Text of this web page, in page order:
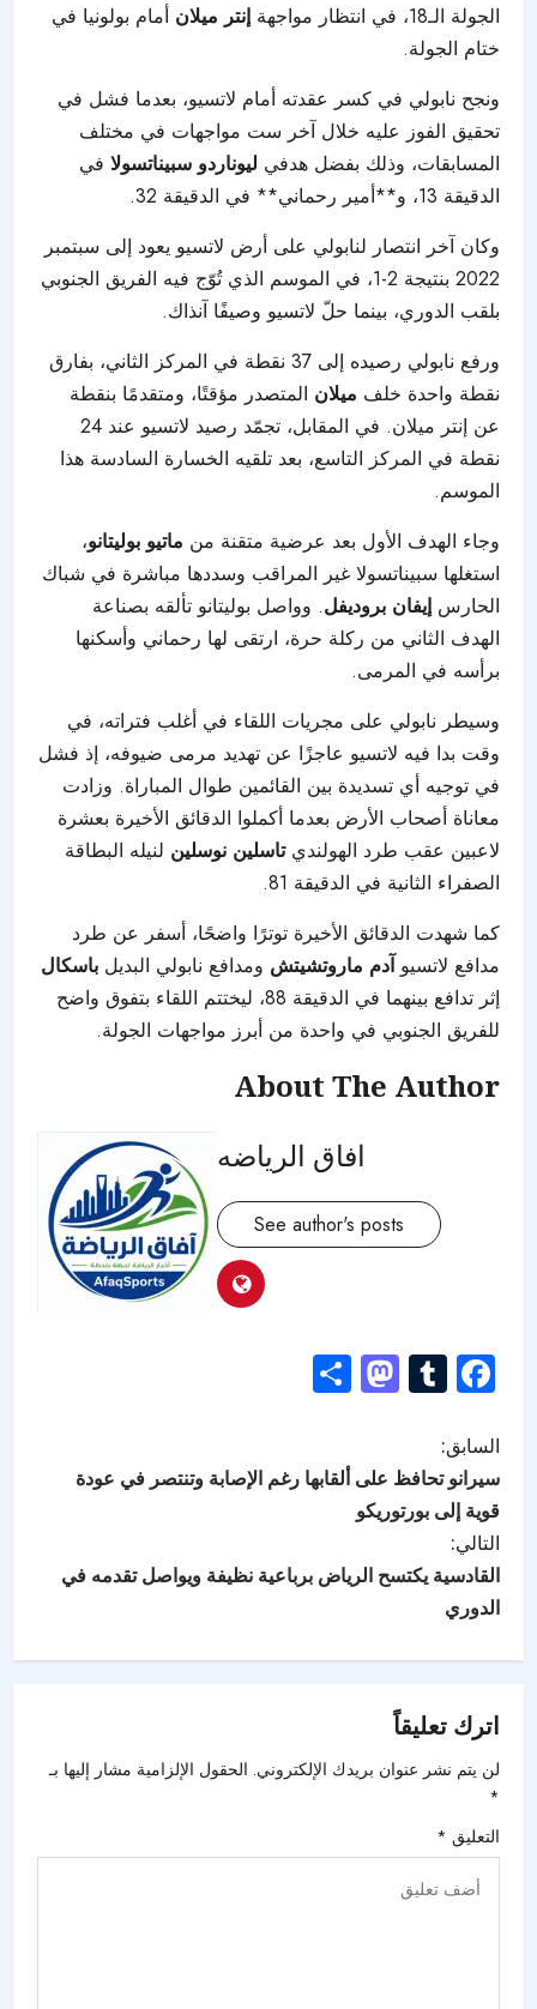
الجولة الـ18، في انتظار مواجهة
إنتر ميلان أمام بولونيا في
ختام الجولة.
ونجح نابولي في كسر عقدته أمام لاتسيو، بعدما فشل في
تحقيق الفوز عليه خلال آخر ست مواجهات في مختلف
المسابقات، وذلك بفضل هدفي ليوناردو سبيناتسولا في
الدقيقة 13، و**أمير رحماني** في الدقيقة 32.
وكان آخر انتصار لنابولي على أرض لاتسيو يعود إلى سبتمبر
2022 بنتيجة 2-1، في الموسم الذي تُوّج فيه الفريق الجنوبي
بلقب الدوري، بينما حلّ لاتسيو وصيفًا آنذاك.
ورفع نابولي رصيده إلى 37 نقطة في المركز الثاني، بفارق
نقطة واحدة خلف ميلان المتصدر مؤقتًا، ومتقدمًا بنقطة
عن إنتر ميلان. في المقابل، تجمّد رصيد لاتسيو عند 24
نقطة في المركز التاسع، بعد تلقيه الخسارة السادسة هذا
الموسم.
وجاء الهدف الأول بعد عرضية متقنة من ماتيو بوليتانو،
استغلها سبيناتسولا غير المراقب وسددها مباشرة في شباك
الحارسإيفان بروديفل. وواصل بوليتانو تألقه بصناعة
الهدف الثاني من ركلة حرة، ارتقى لها رحماني وأسكنها
برأسه في المرمى.
وسيطر نابولي على مجريات اللقاء في أغلب فتراته، في
وقت بدا فيه لاتسيو عاجزًا عن تهديد مرمى ضيوفه، إذ فشل
في توجيه أي تسديدة بين القائمين طوال المباراة. وزادت
معاناة أصحاب الأرض بعدما أكملوا الدقائق الأخيرة بعشرة
لاعبين عقب طرد الهولنديتاسلين نوسلين لنيله البطاقة
الصفراء الثانية في الدقيقة 81.
كما شهدت الدقائق الأخيرة توترًا واضحًا، أسفر عن طرد
مدافع لاتسيوآدم ماروتشيتش ومدافع نابولي البديلباسكال
إثر تدافع بينهما في الدقيقة 88، ليختتم اللقاء بتفوق واضح
للفريق الجنوبي في واحدة من أبرز مواجهات الجولة.
About The Author
افاق الرياضه
See author's posts
Facebook
Tumblr
Mastodon
السابق:
سيرانو تحافظ على ألقابها رغم الإصابة وتنتصر في عودة
قوية إلى بورتوريكو
التالي:
القادسية يكتسح الرياض برباعية نظيفة ويواصل تقدمه في
الدوري
اترك تعليقاً
لن يتم نشر عنوان بريدك الإلكتروني. الحقول الإلزامية مشار إليها بـ
*
التعليق *